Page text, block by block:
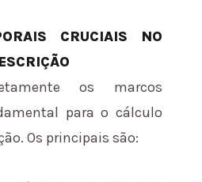
CRUCIAIS NO
os marcos
para o cálculo
Os principais são: